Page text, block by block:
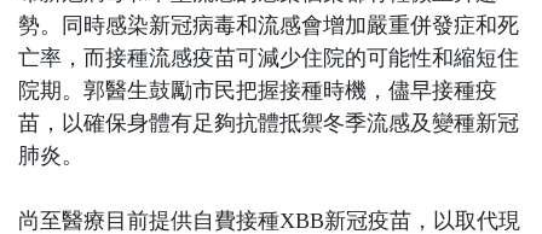
勢。同時感染新冠病毒和流感會增加嚴重併發症和死
亡率，而接種流感疫苗可減少住院的可能性和縮短住
院期。郭醫生鼓勵市民把握接種時機，儘早接種疫
苗，以確保身體有足夠抗體抵禦冬季流感及變種新冠
肺炎。
尚至醫療目前提供自費接種XBB新冠疫苗，以取代現